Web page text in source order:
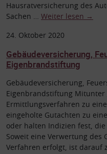
Hausratversicherung des
Sachen … Weiter lesen →
24. Oktober 2020
Gebäudeversicherung,
Eigenbrandstiftung
Gebäudeversicherung,
Eigenbrandstiftung Mitunter
Ermittlungsverfahren zu
eingeholte Gutachten zu
oder halten Indizien fest,
Soweit eine Verwertung des
Verfahren erfolgt, ist darauf